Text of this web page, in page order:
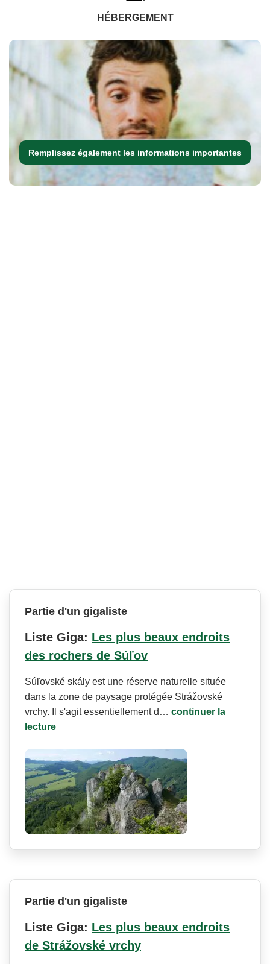
HÉBERGEMENT
Remplissez également les informations importantes
Partie d'un gigaliste
Liste Giga: Les plus beaux endroits
des rochers de Súľov
Súľovské skály est une réserve naturelle située
dans la zone de paysage protégée Strážovské
vrchy. Il s'agit essentiellement d… continuer la
lecture
Partie d'un gigaliste
Liste Giga: Les plus beaux endroits
de Strážovské vrchy